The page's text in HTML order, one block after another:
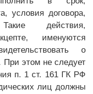
условия договора,
действия,
именуются
о
При этом не следует
п. 1 ст. 161 ГК РФ
лиц должны